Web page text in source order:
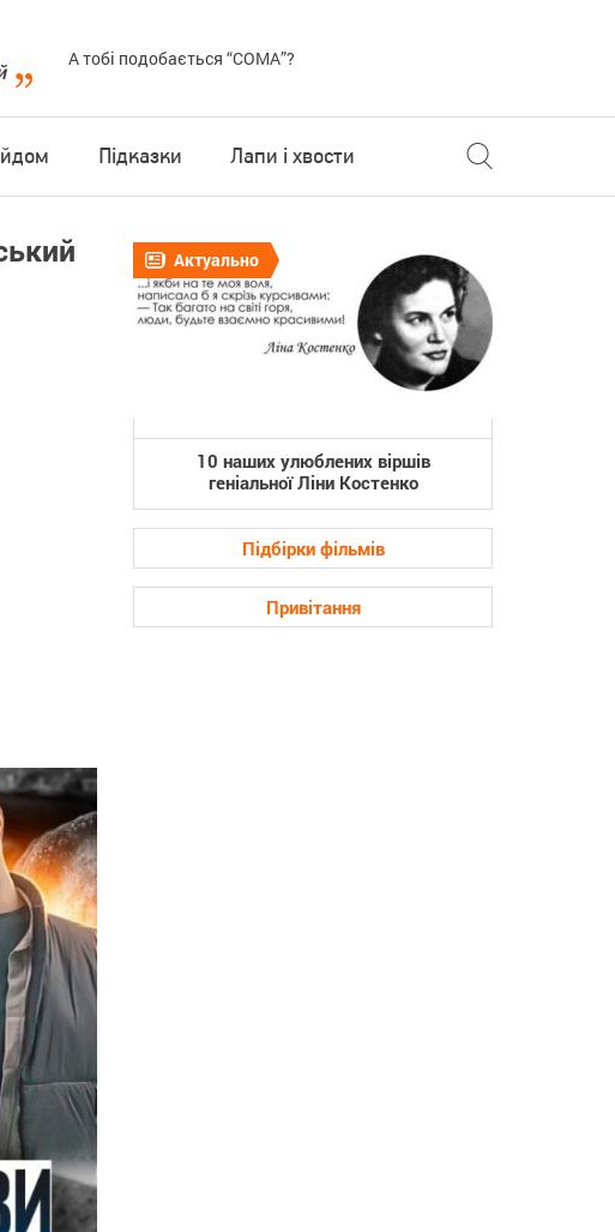
А тобі подобається “COMA”?
Підказки Лапи і хвости
Актуально
10 наших улюблених віршів
геніальної Ліни Костенко
Підбірки фільмів
Привітання